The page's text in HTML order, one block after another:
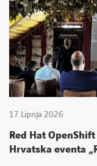
17 Lipnja 2026
Red Hat
Hrvatska eventa